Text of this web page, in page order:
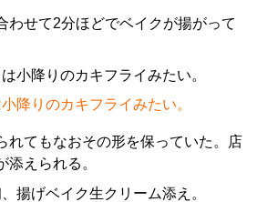
わせて2分ほどでベイクが揚がって
降りのカキフライみたい。
れてもなおその形を保っていた。店
えられる。